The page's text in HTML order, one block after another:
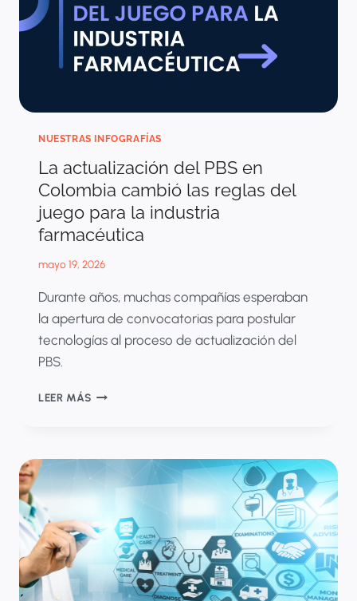
NUESTRAS INFOGRAFÍAS
La actualización del PBS en
Colombia cambió las reglas del
juego para la industria
farmacéutica
mayo 19, 2026
Durante años, muchas compañías esperaban
la apertura de convocatorias para postular
tecnologías al proceso de actualización del
PBS.
LEER MÁSLA
EN
COLOMBIA
CAMBIÓ
REGLAS
JUEGO
PARA
LA